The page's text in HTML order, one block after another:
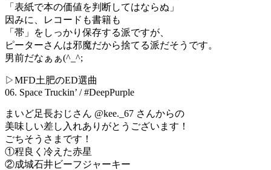
「表紙で本の価値を判断してはならぬ」
因みに、レコードも書籍も
「帯」をしっかり保存する派ですが、
ピーターさんは邪魔だから捨てる派だそうです。
男前だなぁぁ(^_^;
▷MFD土肥のED選曲
06. Space Truckin’ / #DeepPurple
まいど足長おじさん @kee._67 さんからの
美味しい差し入れありがとうございます！
ごちそうさまです！
①程良く冷えた赤星
②成城石井ビーフジャーキー